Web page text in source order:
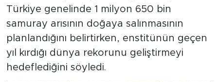
Türkiye genelinde 1 milyon 650 bin
samuray arısının doğaya salınmasının
planlandığını belirtirken, enstitünün geçen
yıl kırdığı dünya rekorunu geliştirmeyi
hedeflediğini söyledi.